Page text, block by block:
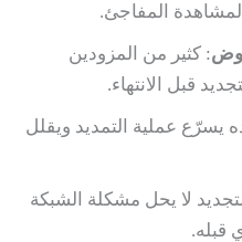
المفاجئ.
: كثير من المزودين
قبل الانتهاء.
عملية التمديد ويقلل
لا يحل مشكلة الشبكة